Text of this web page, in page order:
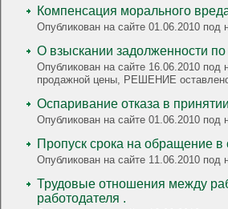
Опубликован на сайте 01.06.2010
Опубликован на сайте 16.06.2010 под номером
продажной цены, РЕШЕНИЕ
Оспаривание отказа в
Опубликован на сайте 01.06.2010
Пропуск срока на
Опубликован на сайте 11.06.2010
Трудовые отношения между
работодателя .